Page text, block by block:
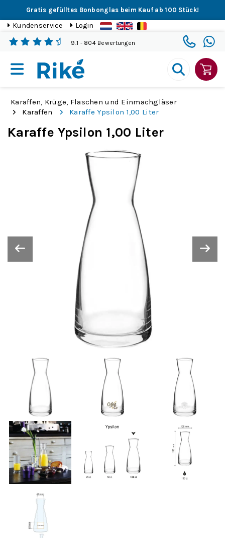
Gratis gefülltes Bonbonglas beim Kauf ab 100 Stück!
Kundenservice Login
9.1 - 804 Bewertungen
Karaffen, Krüge, Flaschen und Einmachgläser
Karaffen
Karaffe Ypsilon 1,00 Liter
Karaffe Ypsilon 1,00 Liter